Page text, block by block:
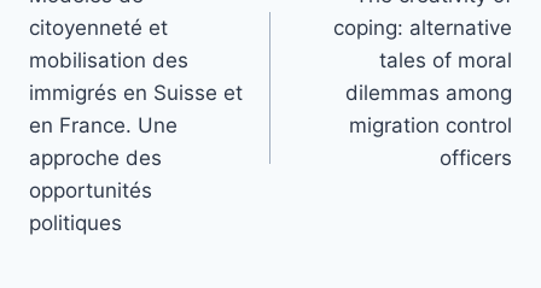
citoyenneté et
mobilisation des
immigrés en Suisse et
en France. Une
approche des
opportunités
politiques
coping: alternative
tales of moral
dilemmas among
migration control
officers